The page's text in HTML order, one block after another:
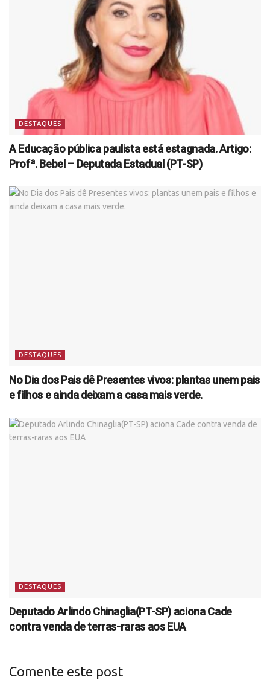
DESTAQUES
A Educação pública paulista está estagnada. Artigo:
Profª. Bebel – Deputada Estadual (PT-SP)
DESTAQUES
No Dia dos Pais dê Presentes vivos: plantas unem pais
e filhos e ainda deixam a casa mais verde.
DESTAQUES
Deputado Arlindo Chinaglia(PT-SP) aciona Cade
contra venda de terras-raras aos EUA
Comente este post